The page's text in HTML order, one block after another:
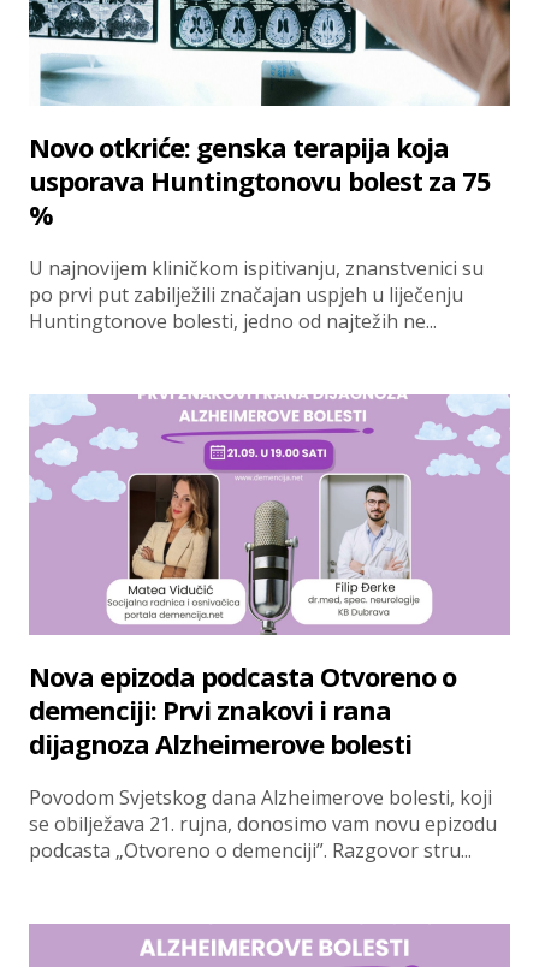
Novo otkriće: genska terapija koja
usporava Huntingtonovu bolest za 75
%
U najnovijem kliničkom ispitivanju, znanstvenici su
po prvi put zabilježili značajan uspjeh u liječenju
Huntingtonove bolesti, jedno od najtežih ne...
Nova epizoda podcasta Otvoreno o
demenciji: Prvi znakovi i rana
dijagnoza Alzheimerove bolesti
Povodom Svjetskog dana Alzheimerove bolesti, koji
se obilježava 21. rujna, donosimo vam novu epizodu
podcasta „Otvoreno o demenciji”. Razgovor stru...